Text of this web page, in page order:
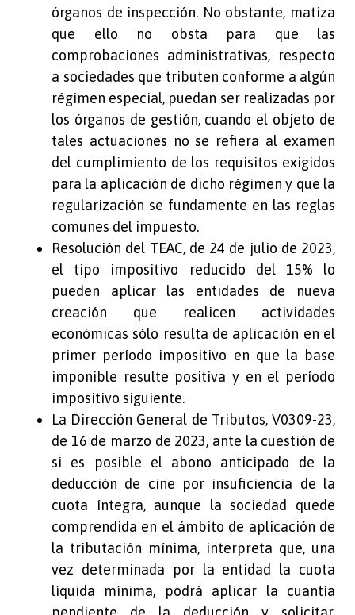
órganos de inspección. No obstante, matiza
que ello no obsta para que las
comprobaciones administrativas, respecto
a sociedades que tributen conforme a algún
régimen especial, puedan ser realizadas por
los órganos de gestión, cuando el objeto de
tales actuaciones no se refiera al examen
del cumplimiento de los requisitos exigidos
para la aplicación de dicho régimen y que la
regularización se fundamente en las reglas
comunes del impuesto.
Resolución del TEAC, de 24 de julio de 2023,
el tipo impositivo reducido del 15% lo
pueden aplicar las entidades de nueva
creación que realicen actividades
económicas sólo resulta de aplicación en el
primer período impositivo en que la base
imponible resulte positiva y en el período
impositivo siguiente.
La Dirección General de Tributos, V0309-23,
de 16 de marzo de 2023, ante la cuestión de
si es posible el abono anticipado de la
deducción de cine por insuficiencia de la
cuota íntegra, aunque la sociedad quede
comprendida en el ámbito de aplicación de
la tributación mínima, interpreta que, una
vez determinada por la entidad la cuota
líquida mínima, podrá aplicar la cuantía